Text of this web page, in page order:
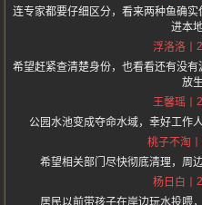
连专家都要仔细区分，看来两种鱼确
进本
浮洛洛
希望赶紧查清楚身份，也看看还有没
放
王馨瑶
公园水池变成夺命水域，幸好工作
桃子不淘
希望相关部门尽快彻底清理，周
杨日白